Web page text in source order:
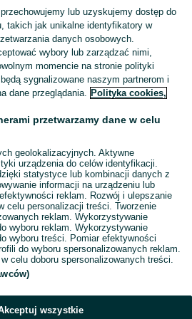
Skorzystaj z największego serwisu ogłoszeniowego - Wałdyki i okolice! Kupuj to, czego pragniesz i sprzedawaj to, czego już nie potrzebujesz! Zobacz
lub uzyskujemy dostęp do
takich jak unikalne identyfikatory w
danych osobowych.
wybory lub zarządzać nimi,
momencie na stronie polityki
sygnalizowane naszym partnerom i
dane przeglądania. Polityka cookies,
przetwarzamy dane w celu
geolokalizacyjnych. Aktywne
urządzenia do celów identyfikacji.
statystyce lub kombinacji danych z
informacji na urządzeniu lub
reklam. Rozwój i ulepszanie
celu personalizacji treści. Tworzenie
reklam. Wykorzystywanie
wyboru reklam. Wykorzystywanie
wyboru treści. Pomiar efektywności
do wyboru spersonalizowanych reklam.
celu doboru spersonalizowanych treści.
wszystkie